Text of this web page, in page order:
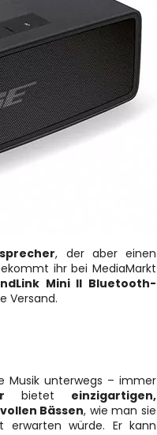
, der aber einen
ihr bei MediaMarkt
Mini II Bluetooth-
Versand.
Musik unterwegs – immer
bietet einzigartigen,
Bässen, wie man sie
erwarten würde. Er kann